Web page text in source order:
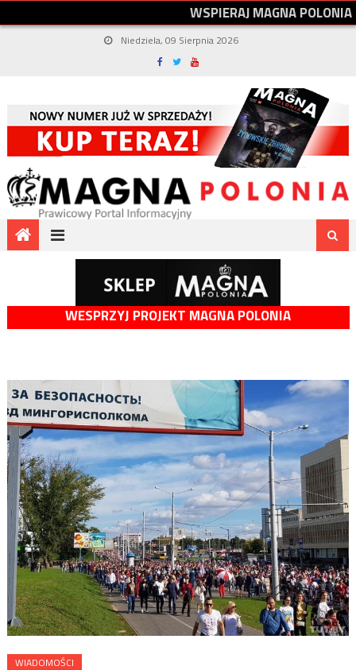
WSPIERAJMAGNAPOLONIA
Niedziela, 09 Sierpnia 2026
WESPRZYJ PROJEKT MAGNA POLONIA
WIADOMOŚCI